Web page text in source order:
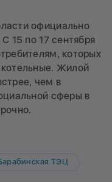
официально
15 по 17 сентября
которых
Жилой
чем в
сферы в
ТЭЦ